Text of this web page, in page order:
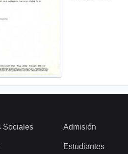
Sociales Admisión
Estudiantes